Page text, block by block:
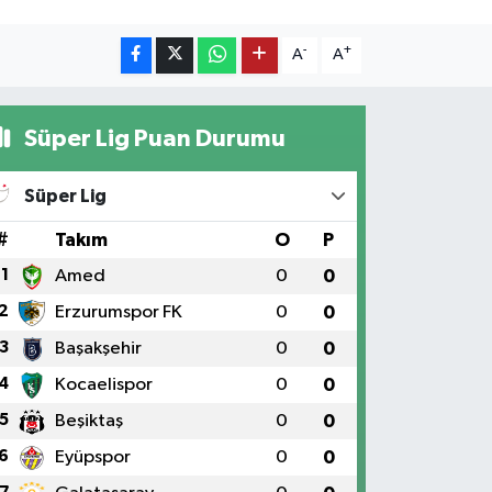
A- A+
Süper Lig Puan Durumu
Süper Lig
Takım O P
1 Amed 0 0
Erzurumspor FK 0 0
3 Başakşehir 0 0
Kocaelispor 0 0
5 Beşiktaş 0 0
Eyüpspor 0 0